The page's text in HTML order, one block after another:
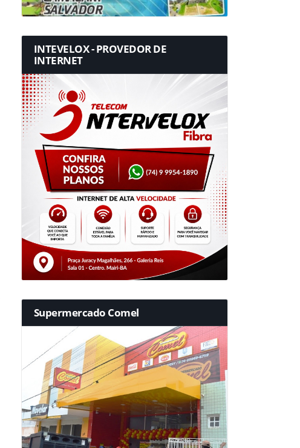
INTEVELOX - PROVEDOR DE
INTERNET
Supermercado Comel